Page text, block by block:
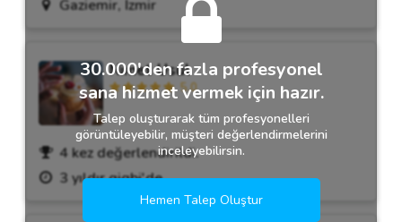
Gaziemir, İzmir
Nimet Usul
5.0
4 kez değerlendirildi.
3 yıldır gigbi'de
30.000'den fazla profesyonel
sana hizmet vermek için hazır.
Talep oluşturarak tüm profesyonelleri
görüntüleyebilir, müşteri değerlendirmelerini
inceleyebilirsin.
Hemen Talep Oluştur